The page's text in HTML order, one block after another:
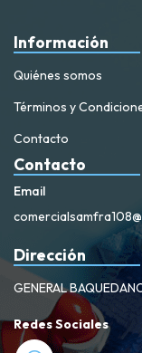
Información
Quiénes somos
Términos y
Contacto
Contacto
Email
Dirección
GENERAL
Redes Sociales